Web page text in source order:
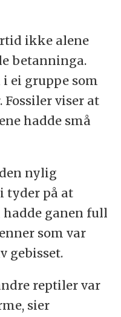
ikke alene
betanninga.
ei gruppe som
viser at
hadde små
nylig
tyder på at
ganen full
som var
gebisset.
reptiler var
sier